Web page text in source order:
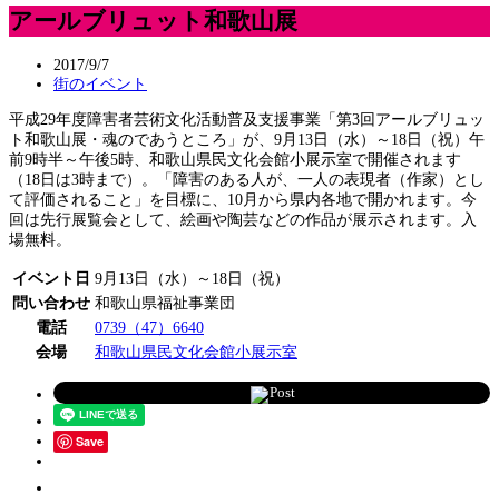
アールブリュット和歌山展
2017/9/7
街のイベント
平成29年度障害者芸術文化活動普及支援事業「第3回アールブリュッ
ト和歌山展・魂のであうところ」が、9月13日（水）～18日（祝）午
前9時半～午後5時、和歌山県民文化会館小展示室で開催されます
（18日は3時まで）。「障害のある人が、一人の表現者（作家）とし
て評価されること」を目標に、10月から県内各地で開かれます。今
回は先行展覧会として、絵画や陶芸などの作品が展示されます。入
場無料。
イベント日 9月13日（水）～18日（祝）
問い合わせ 和歌山県福祉事業団
電話
0739（47）6640
会場
和歌山県民文化会館小展示室
Post
Save